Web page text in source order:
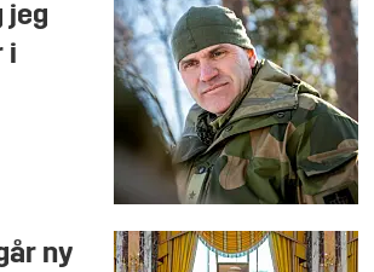
jeg
i
ny